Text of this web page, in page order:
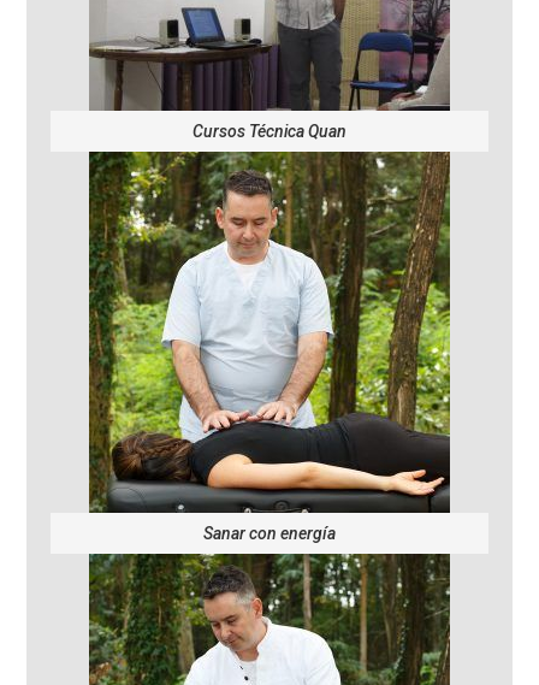
Cursos Técnica Quan
Sanar con energía